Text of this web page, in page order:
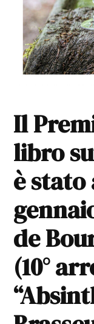
Il
libro
è stato
de
(10°